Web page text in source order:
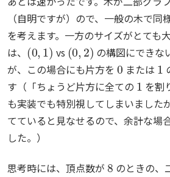
（自明ですが）ので、一般の木で
を考えます。一方のサイズがとても
は、
(0,1 )
vs
(0,2)
の構図にできな
が、この場合にも片方を
0
または
1
す（「ちょうど片方に全ての
1
を割
も実装でも特別視してしまいましたが
てていると見なせるので、余計な場
した。）
思考時には、頂点数が
のときの、